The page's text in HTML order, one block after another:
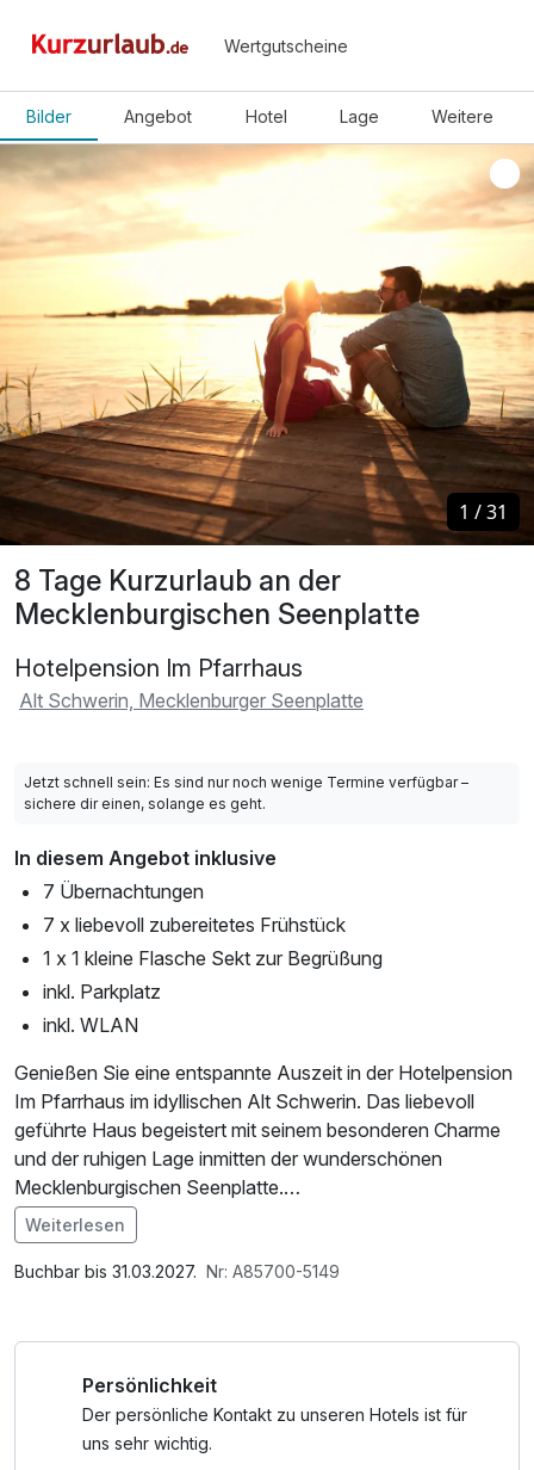
Wertgutscheine
Bilder Angebot Hotel Lage Weitere
8 Tage Kurzurlaub an der
Mecklenburgischen Seenplatte
Hotelpension Im Pfarrhaus
Alt Schwerin, Mecklenburger Seenplatte
1 /31
1 /31
Jetzt schnell sein: Es sind nur noch wenige Termine verfügbar –
sichere dir einen, solange es geht.
In diesem Angebot inklusive
7 Übernachtungen
7 x liebevoll zubereitetes Frühstück
1 x 1 kleine Flasche Sekt zur Begrüßung
inkl. Parkplatz
inkl. WLAN
Genießen Sie eine entspannte Auszeit in der Hotelpension
Im Pfarrhaus im idyllischen Alt Schwerin. Das liebevoll
geführte Haus begeistert mit seinem besonderen Charme
und der ruhigen Lage inmitten der wunderschönen
Mecklenburgischen Seenplatte.
Freuen Sie sich auf entspannte Übernachtungen inklusive
liebevoll zubereitetem Frühstück, das Ihnen einen
Die wunderschöne Lage zwischen dem Plauer See, dem
Tauchowsee, dem Drewitz See und dem Fleesensee
Im Angebot enthalten
Parkplatz, W-LAN Nutzung / Internetnutzung
Weiterlesen
Buchbar bis 31.03.2027. Nr: A85700-5149
Persönlichkeit
Der persönliche Kontakt zu unseren Hotels ist für
uns sehr wichtig.